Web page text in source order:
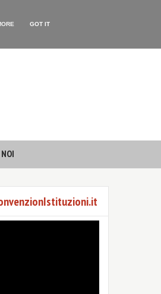
GOT IT